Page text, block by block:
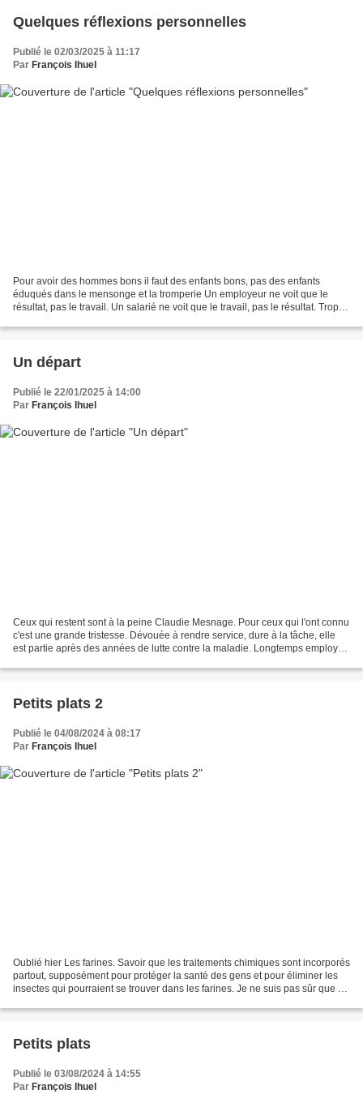
Quelques réflexions personnelles
Publié le 02/03/2025 à 11:17
Par François Ihuel
Pour avoir des hommes bons il faut des enfants bons, pas des enfants
éduqués dans le mensonge et la tromperie Un employeur ne voit que le
résultat, pas le travail. Un salarié ne voit que le travail, pas le résultat. Trop
Un départ
Publié le 22/01/2025 à 14:00
Par François Ihuel
Ceux qui restent sont à la peine Claudie Mesnage. Pour ceux qui l'ont connu
c'est une grande tristesse. Dévouée à rendre service, dure à la tâche, elle
est partie après des années de lutte contre la maladie. Longtemps employée
Petits plats 2
Publié le 04/08/2024 à 08:17
Par François Ihuel
Oublié hier Les farines. Savoir que les traitements chimiques sont incorporés
partout, supposément pour protéger la santé des gens et pour éliminer les
insectes qui pourraient se trouver dans les farines. Je ne suis pas sûr que de
Petits plats
Publié le 03/08/2024 à 14:55
Par François Ihuel